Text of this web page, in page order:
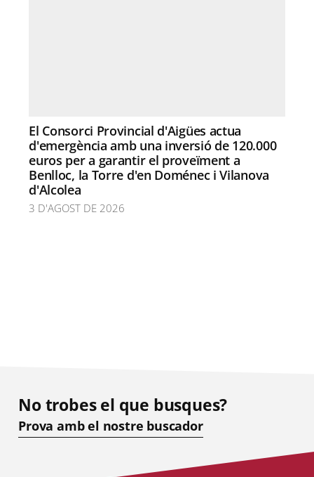
El Consorci Provincial d'Aigües actua
d'emergència amb una inversió de 120.000
euros per a garantir el proveïment a
Benlloc, la Torre d'en Doménec i Vilanova
d'Alcolea
3 D'AGOST DE 2026
No trobes el que busques?
Prova amb el nostre buscador